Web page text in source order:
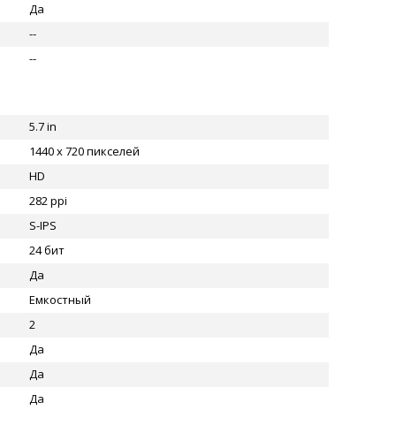
Да
--
--
5.7 in
1440 x 720 пикселей
HD
282 ppi
S-IPS
24 бит
Да
Емкостный
2
Да
Да
Да